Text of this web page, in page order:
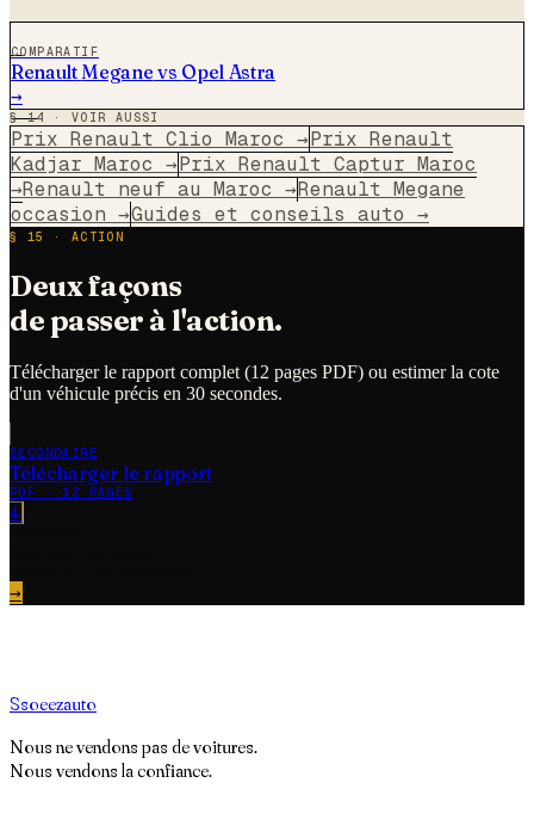
COMPARATIF
RenaultMegane vs Opel Astra
→
§ 14 · VOIR AUSSI
Prix Renault Clio Maroc →Prix Renault
Kadjar Maroc →Prix Renault Captur Maroc
→Renault neuf au Maroc →Renault Megane
occasion →Guides et conseils auto →
§ 15 · ACTION
Deux façons
de passer à l'action.
Télécharger le rapport complet (12 pages PDF) ou estimer la cote
d'un véhicule précis en 30 secondes.
SECONDAIRE
Télécharger le rapport
PDF · 12 PAGES
↓
→
Ssoeezauto
Nous ne vendons pas de voitures.
Nous vendons la confiance.